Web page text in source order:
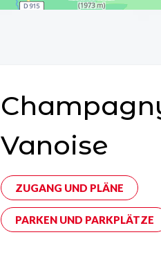
Vanoise
ZUGANG UND PLÄNE
PARKEN UND PARKPLÄTZE